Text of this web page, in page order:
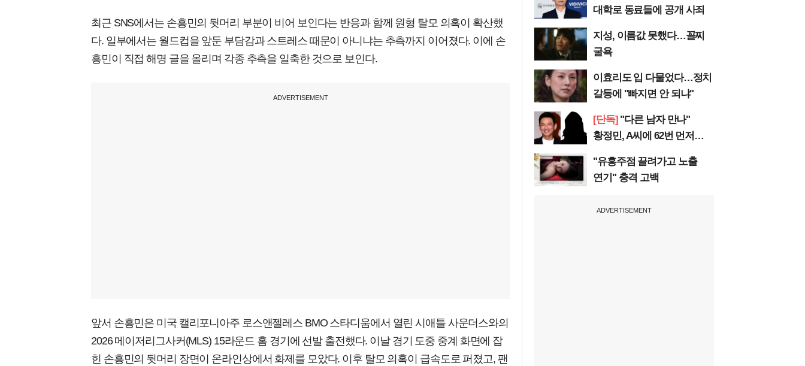
최근 SNS에서는 손흥민의 뒷머리 부분이 비어 보인다는 반응과 함께 원형 탈모 의혹이 확산했
다. 일부에서는 월드컵을 앞둔 부담감과 스트레스 때문이 아니냐는 추측까지 이어졌다. 이에 손
흥민이 직접 해명 글을 올리며 각종 추측을 일축한 것으로 보인다.
ADVERTISEMENT
앞서 손흥민은 미국 캘리포니아주 로스앤젤레스 BMO 스타디움에서 열린 시애틀 사운더스와의
2026 메이저리그사커(MLS) 15라운드 홈 경기에 선발 출전했다. 이날 경기 도중 중계 화면에 잡
힌 손흥민의 뒷머리 장면이 온라인상에서 화제를 모았다. 이후 탈모 의혹이 급속도로 퍼졌고, 팬
대학로 동료들에 공개 사죄
지성, 이름값 못했다…꼴찌
굴욕
이효리도 입 다물었다…정치
갈등에 "빠지면 안 되냐"
[단독]"다른 남자 만나"
황정민, A씨에 62번 먼저
"유흥주점 끌려가고 노출
연기" 충격 고백
ADVERTISEMENT